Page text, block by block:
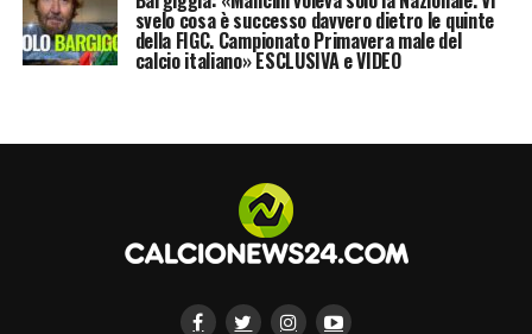
svelo cosa è successo davvero dietro le quinte
della FIGC. Campionato Primavera male del
calcio italiano» ESCLUSIVA e VIDEO